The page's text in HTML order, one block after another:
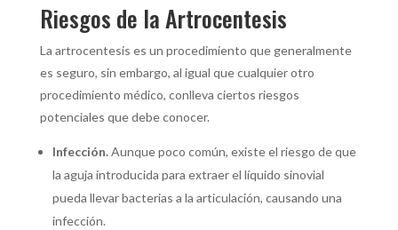
Riesgos de la Artrocentesis
La artrocentesis es un procedimiento que generalmente
es seguro, sin embargo, al igual que cualquier otro
procedimiento médico, conlleva ciertos riesgos
potenciales que debe conocer.
Infección.Aunque poco común, existe el riesgo de que
la aguja introducida para extraer el líquido sinovial
pueda llevar bacterias a la articulación, causando una
infección.